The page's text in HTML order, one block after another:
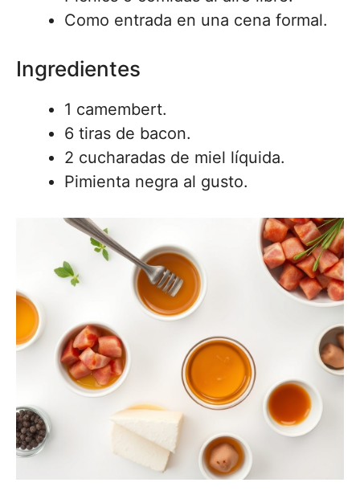
Como entrada en una cena formal.
Ingredientes
1 camembert.
6 tiras de bacon.
2 cucharadas de miel líquida.
Pimienta negra al gusto.